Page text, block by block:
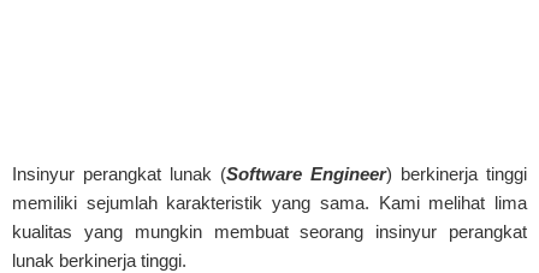
Insinyur perangkat lunak (Software Engineer) berkinerja tinggi
memiliki sejumlah karakteristik yang sama. Kami melihat lima
kualitas yang mungkin membuat seorang insinyur perangkat
lunak berkinerja tinggi.